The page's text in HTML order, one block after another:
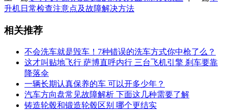
升机日常检查注意点及故障解决方法
相关推荐
不会洗车就是毁车！7种错误的洗车方式你中枪了么？
这才叫贴地飞行 萨博直呼内行 三台飞机引擎 刹车要靠
降落伞
一辆长期认真保养的车 可以开多少年？
汽车方向盘常见故障解析 下面这几种需要了解
铸造轮毂和锻造轮毂区别 哪个更结实